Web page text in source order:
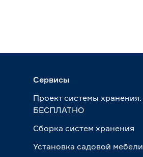
Сервисы
Проект системы хранения.
БЕСПЛАТНО
Сборка систем хранения
Установка садовой мебели